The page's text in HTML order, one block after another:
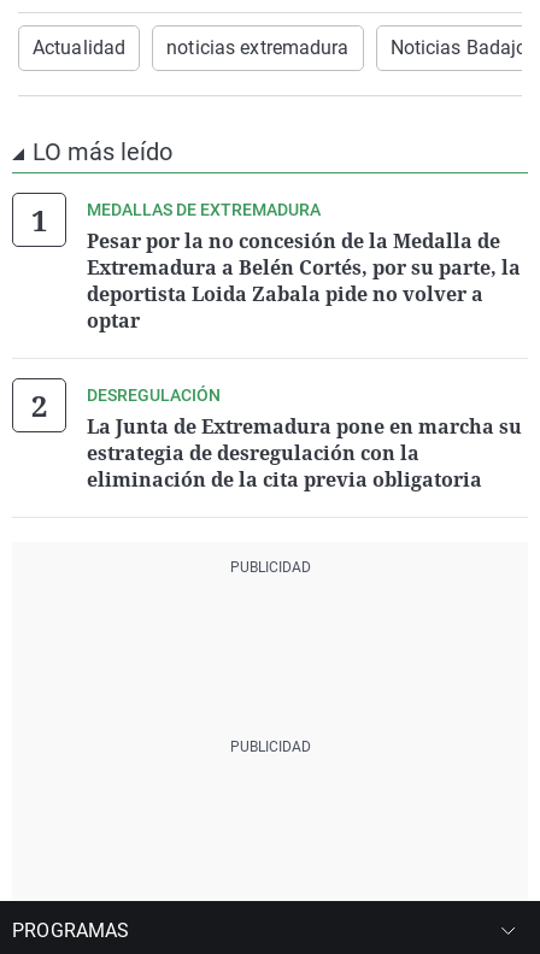
Actualidad noticias extremadura Noticias Badajoz
LO más leído
MEDALLAS DE EXTREMADURA
Pesar por la no concesión de la Medalla de
Extremadura a Belén Cortés, por su parte, la
deportista Loida Zabala pide no volver a
optar
DESREGULACIÓN
La Junta de Extremadura pone en marcha su
estrategia de desregulación con la
eliminación de la cita previa obligatoria
PROGRAMAS